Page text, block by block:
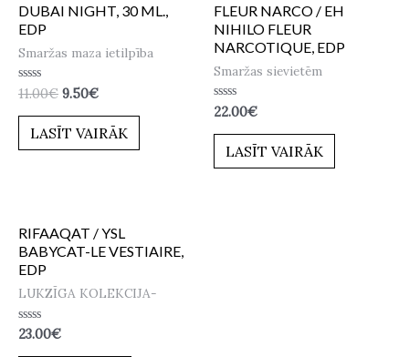
DUBAI NIGHT, 30 ML.,
EDP
Smaržas maza ietilpība
Novērtēts
0
11.00€ 9.50€
LASĪT VAIRĀK
FLEUR NARCO / EH
NIHILO FLEUR
NARCOTIQUE, EDP
Smaržas sievietēm
Novērtēts
0
22.00€
LASĪT VAIRĀK
RIFAAQAT / YSL
BABYCAT-LE VESTIAIRE,
EDP
LUKZĪGA KOLEKCIJA-
Novērtēts
23.00€